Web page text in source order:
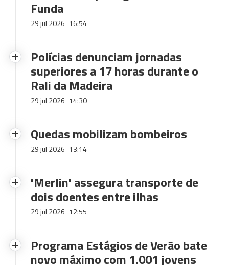
Funda
29 jul 2026 16:54
Polícias denunciam jornadas
superiores a 17 horas durante o
Rali da Madeira
29 jul 2026 14:30
Quedas mobilizam bombeiros
29 jul 2026 13:14
'Merlin' assegura transporte de
dois doentes entre ilhas
29 jul 2026 12:55
Programa Estágios de Verão bate
novo máximo com 1.001 jovens